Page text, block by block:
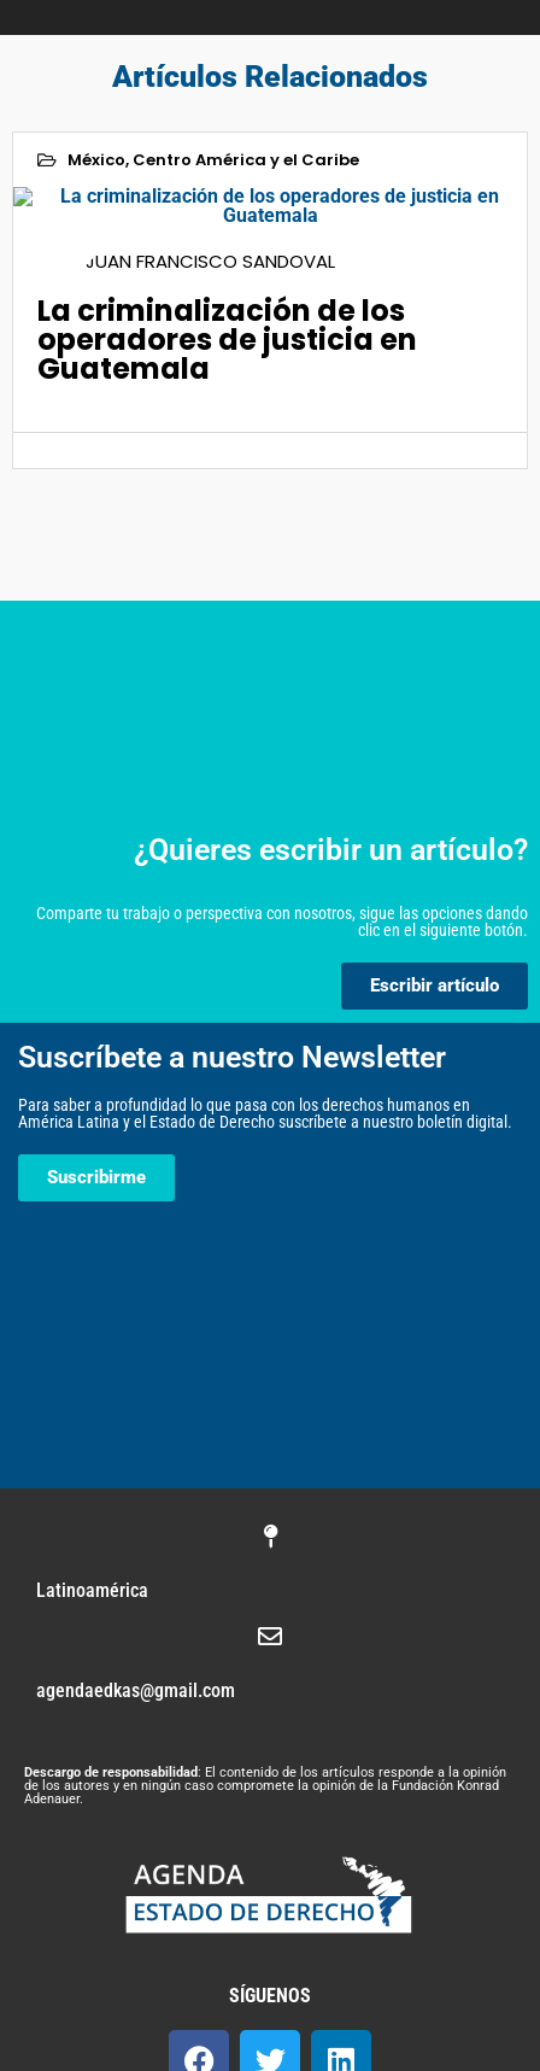
Artículos Relacionados
México, Centro América y el Caribe
13
JUAN FRANCISCO SANDOVAL
La criminalización de los
operadores de justicia en
Guatemala
¿Quieres escribir un artículo?
Comparte tu trabajo o perspectiva con nosotros, sigue las opciones dando
clic en el siguiente botón.
Escribir artículo
Suscríbete a nuestro Newsletter
Para saber a profundidad lo que pasa con los derechos humanos en
América Latina y el Estado de Derecho suscríbete a nuestro boletín digital.
Suscribirme
Latinoamérica
agendaedkas@gmail.com
Descargo de responsabilidad: El contenido de los artículos responde a la opinión
de los autores y en ningún caso compromete la opinión de la Fundación Konrad
Adenauer.
SÍGUENOS